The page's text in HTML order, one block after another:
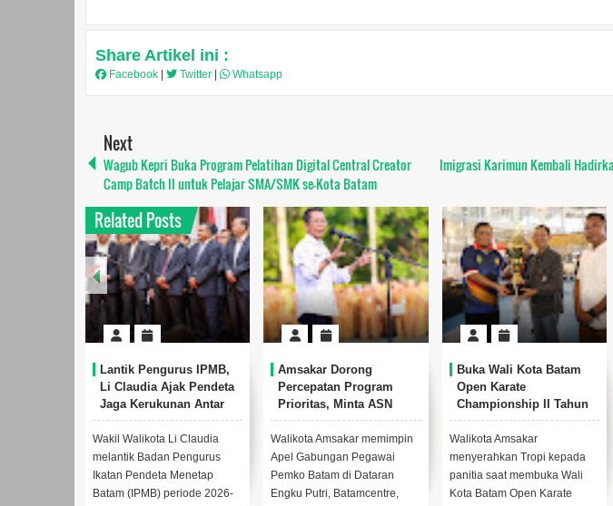
Share Artikel ini :
Facebook Twitter Whatsapp
Next
Wagub Kepri Buka Program Pelatihan Digital Central Creator
Camp Batch II untuk Pelajar SMA/SMK se-Kota Batam
Imigrasi Karimun Kembali
Related Posts
Lantik Pengurus IPMB,
Li Claudia Ajak Pendeta
Jaga Kerukunan Antar
Umat Beragama
Wakil Walikota Li Claudia
melantik Badan Pengurus
Ikatan Pendeta Menetap
Batam (IPMB) periode 2026-
Amsakar Dorong
Percepatan Program
Prioritas, Minta ASN
Batam Lebih Responsif
Layani Masyarakat
Walikota Amsakar memimpin
Apel Gabungan Pegawai
Pemko Batam di Dataran
Engku Putri, Batamcentre,
Buka Wali Kota Batam
Open Karate
Championship II Tahun
2026, Amsakar : Jaga
Nilai-Nilai Sportivitas
dalam Karate
Walikota Amsakar
menyerahkan Tropi kepada
panitia saat membuka Wali
Kota Batam Open Karate